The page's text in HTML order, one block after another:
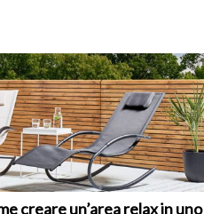
creare un’area relax in uno